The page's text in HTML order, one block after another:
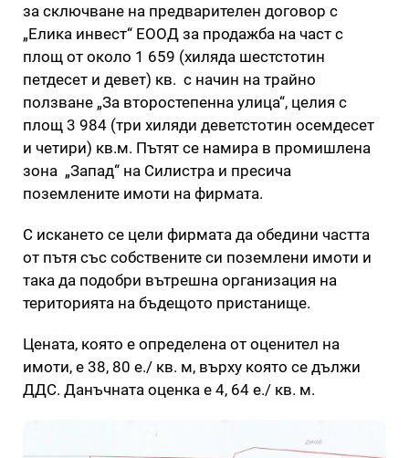
за сключване на предварителен договор с
„Елика инвест“ ЕООД за продажба на част с
площ от около 1 659 (хиляда шестстотин
петдесет и девет) кв. с начин на трайно
ползване „За второстепенна улица“, целия с
площ 3 984 (три хиляди деветстотин осемдесет
и четири) кв.м. Пътят се намира в промишлена
зона „Запад“ на Силистра и пресича
поземлените имоти на фирмата.
С искането се цели фирмата да обедини частта
от пътя със собствените си поземлени имоти и
така да подобри вътрешна организация на
територията на бъдещото пристанище.
Цената, която е определена от оценител на
имоти, е 38, 80 е./ кв. м, върху която се дължи
ДДС. Данъчната оценка е 4, 64 е./ кв. м.